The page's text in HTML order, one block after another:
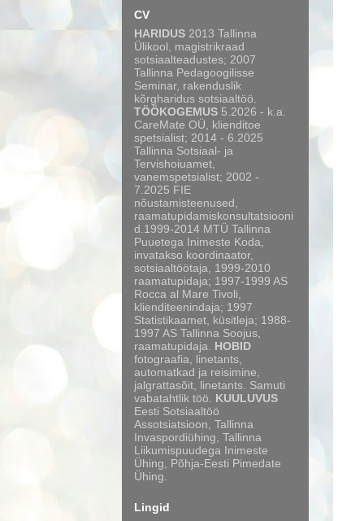
CV
HARIDUS 2013 Tallinna
Ülikool, magistrikraad
sotsiaalteadustes; 2007
Tallinna Pedagoogilisse
Seminar, rakenduslik
kõrgharidus sotsiaaltöö.
TÖÖKOGEMUS 5.2026 - k.a.
CareMate OÜ, klienditoe
spetsialist; 2014 - 6.2025
Tallinna Sotsiaal- ja
Tervishoiuamet,
vanemspetsialist; 2002 -
7.2025 FIE
nõustamisteenused,
raamatupidamiskonsultatsiooni
d.1999-2014 MTÜ Tallinna
Puuetega Inimeste Koda,
invatakso koordinaator,
sotsiaaltöötaja, 1999-2010
raamatupidaja; 1997-1999 AS
Rocca al Mare Tivoli,
klienditeenindaja; 1997
Statistikaamet, küsitleja; 1988-
1997 AS Tallinna Soojus,
raamatupidaja. HOBID
fotograafia, linetants,
automatkad ja reisimine,
jalgrattasõit, linetants. Samuti
vabatahtlik töö. KUULUVUS
Eesti Sotsiaaltöö
Assotsiatsioon, Tallinna
Invaspordiühing, Tallinna
Liikumispuudega Inimeste
Ühing, Põhja-Eesti Pimedate
Ühing.
Lingid